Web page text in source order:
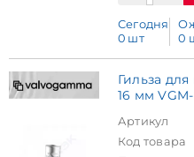
Сегодня
0 шт
0
Гильза
16 мм
Артикул
Код товара